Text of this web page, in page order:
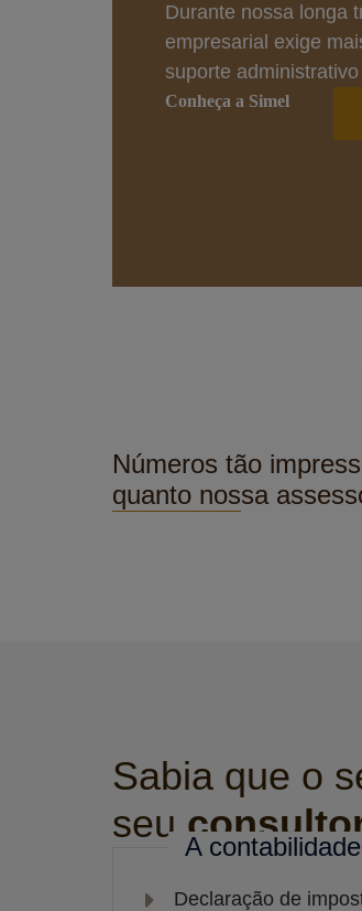
Durante nossa longa
empresarial exige
suporte
Conheça a Simel
Números tão
quanto nossa
Sabia que o
seu
A
Declaração de